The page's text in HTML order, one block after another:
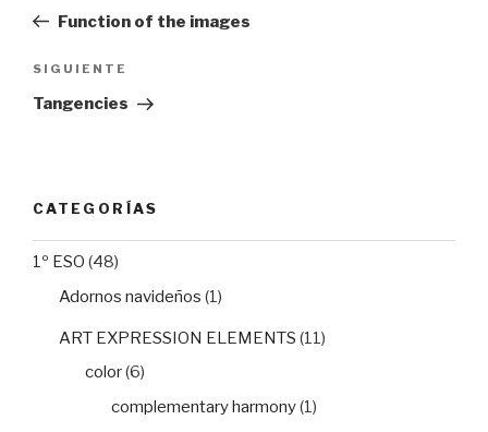
entradas
anterior:
Function of the images
Siguiente
entrada
SIGUIENTE
Tangencies
CATEGORÍAS
1º ESO (48)
Adornos navideños (1)
ART EXPRESSION ELEMENTS (11)
color(6)
complementary harmony(1)